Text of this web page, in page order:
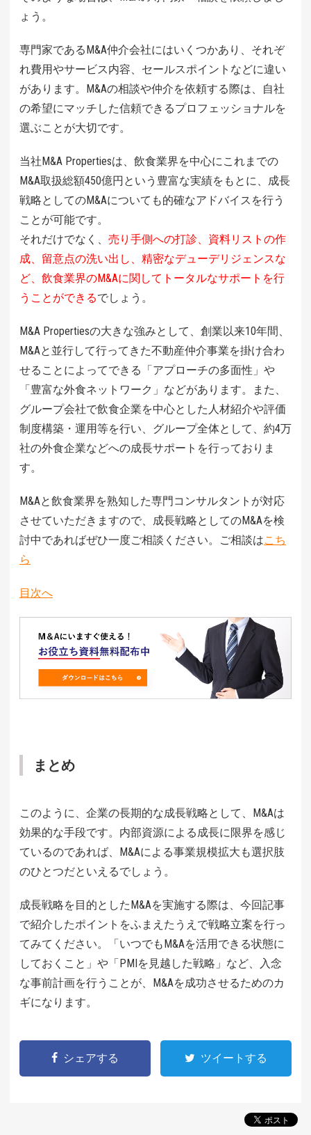
ょう。
専門家であるM&A仲介会社にはいくつかあり、それぞ
れ費用やサービス内容、セールスポイントなどに違い
があります。M&Aの相談や仲介を依頼する際は、自社
の希望にマッチした信頼できるプロフェッショナルを
選ぶことが大切です。
当社M&A Propertiesは、飲食業界を中心にこれまでの
M&A取扱総額450億円という豊富な実績をもとに、成長
戦略としてのM&Aについても的確なアドバイスを行う
ことが可能です。
それだけでなく、 売り手側への打診、資料リストの作
成、留意点の洗い出し、精密なデューデリジェンスな
ど、飲食業界のM&Aに関してトータルなサポートを行
うことができるでしょう。
M&A Propertiesの大きな強みとして、創業以来10年間、
M&Aと並行して行ってきた不動産仲介事業を掛け合わ
せることによってできる「アプローチの多面性」や
「豊富な外食ネットワーク」などがあります。また、
グループ会社で飲食企業を中心とした人材紹介や評価
制度構築・運用等を行い、グループ全体として、約4万
社の外食企業などへの成長サポートを行っておりま
す。
M&Aと飲食業界を熟知した専門コンサルタントが対応
させていただきますので、成長戦略としてのM&Aを検
討中であればぜひ一度ご相談ください。ご相談はこち
ら
目次へ
まとめ
このように、企業の長期的な成長戦略として、M&Aは
効果的な手段です。内部資源による成長に限界を感じ
ているのであれば、M&Aによる事業規模拡大も選択肢
のひとつだといえるでしょう。
成長戦略を目的としたM&Aを実施する際は、今回記事
で紹介したポイントをふまえたうえで戦略立案を行っ
てみてください。「いつでもM&Aを活用できる状態に
しておくこと」や「PMIを見越した戦略」など、入念
な事前計画を行うことが、M&Aを成功させるためのカ
ギになります。
シェアする ツイートする